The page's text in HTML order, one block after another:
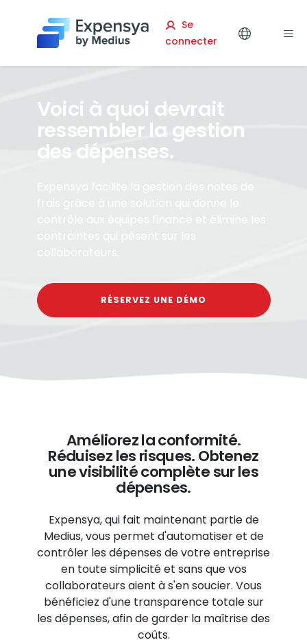
Expensya
Se
connecter
Voici à quoi devrait
ressembler la gestion
des dépenses.
RÉSERVEZ UNE DÉMO
Améliorez la conformité.
Réduisez les risques. Obtenez
une visibilité complète sur les
dépenses.
Expensya, qui fait maintenant partie de
Medius, vous permet d'automatiser et de
contrôler les dépenses de votre entreprise
en toute simplicité et sans que vos
collaborateurs aient à s'en soucier. Vous
bénéficiez d'une transparence totale sur
les dépenses, afin de garder la maîtrise des
coûts.